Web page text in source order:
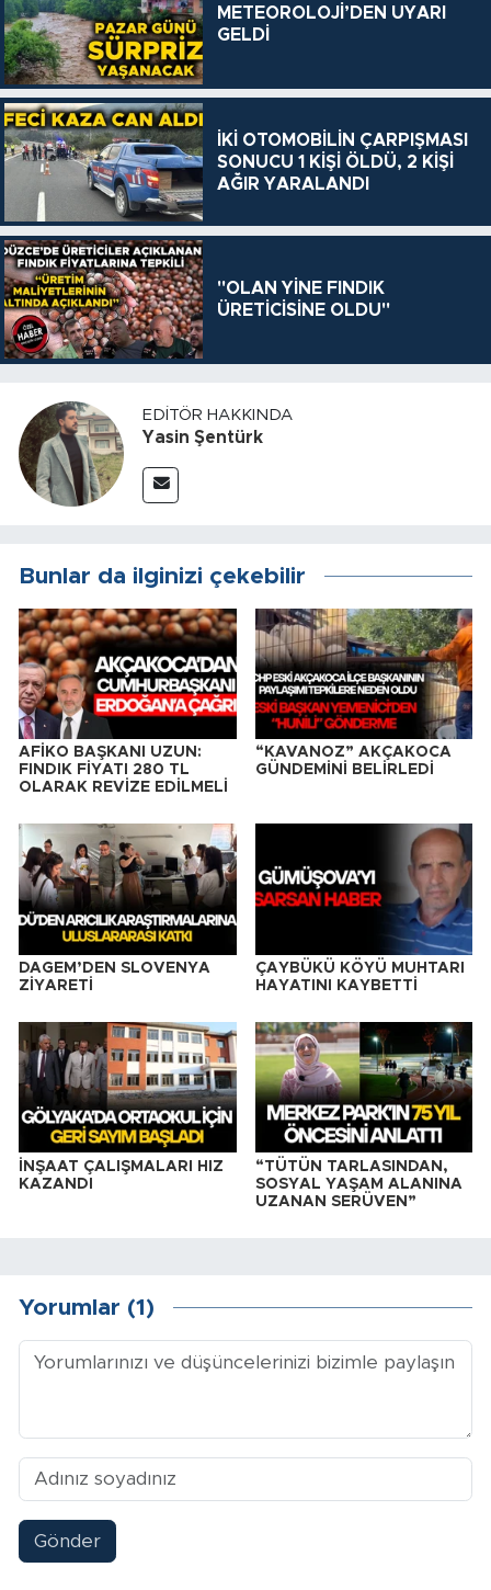
METEOROLOJİ’DEN UYARI
GELDİ
İKİ OTOMOBİLİN ÇARPIŞMASI
SONUCU 1 KİŞİ ÖLDÜ, 2 KİŞİ
AĞIR YARALANDI
"OLAN YİNE FINDIK
ÜRETİCİSİNE OLDU"
EDITÖR HAKKINDA
Yasin Şentürk
Bunlar da ilginizi çekebilir
AFİKO BAŞKANI UZUN:
FINDIK FİYATI 280 TL
OLARAK REVİZE EDİLMELİ
“KAVANOZ” AKÇAKOCA
GÜNDEMİNİ BELİRLEDİ
DAGEM’DEN SLOVENYA
ZİYARETİ
ÇAYBÜKÜ KÖYÜ MUHTARI
HAYATINI KAYBETTİ
İNŞAAT ÇALIŞMALARI HIZ
KAZANDI
“TÜTÜN TARLASINDAN,
SOSYAL YAŞAM ALANINA
UZANAN SERÜVEN”
Yorumlar (1)
Gönder